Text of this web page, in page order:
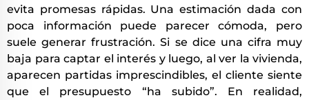
evita promesas rápidas. Una estimación dada con
poca información puede parecer cómoda, pero
suele generar frustración. Si se dice una cifra muy
baja para captar el interés y luego, al ver la vivienda,
aparecen partidas imprescindibles, el cliente siente
que el presupuesto “ha subido”. En realidad,